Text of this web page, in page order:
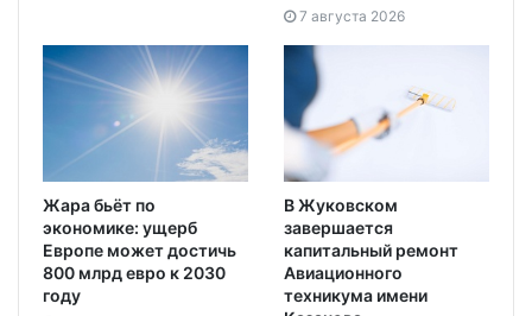
7 августа 2026
Жара бьёт по
экономике: ущерб
Европе может достичь
800 млрд евро к 2030
году
В Жуковском
завершается
капитальный ремонт
Авиационного
техникума имени